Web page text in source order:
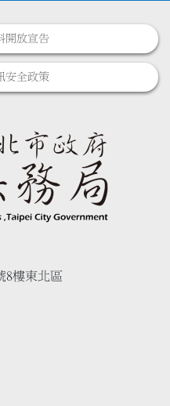
開放宣告
安全政策
8樓東北區